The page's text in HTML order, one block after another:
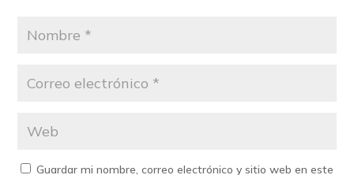
Guardar mi nombre, correo electrónico y sitio web en este